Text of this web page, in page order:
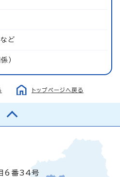
ど
）
トップページへ戻る
6番34号